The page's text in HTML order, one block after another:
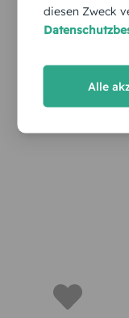
diesen Zweck
Alle